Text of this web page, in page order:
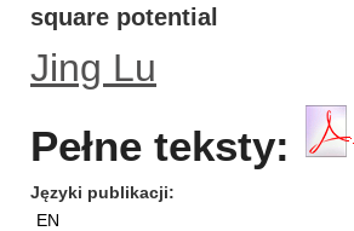
square potential
Jing Lu
Pełne teksty:
Języki publikacji
EN